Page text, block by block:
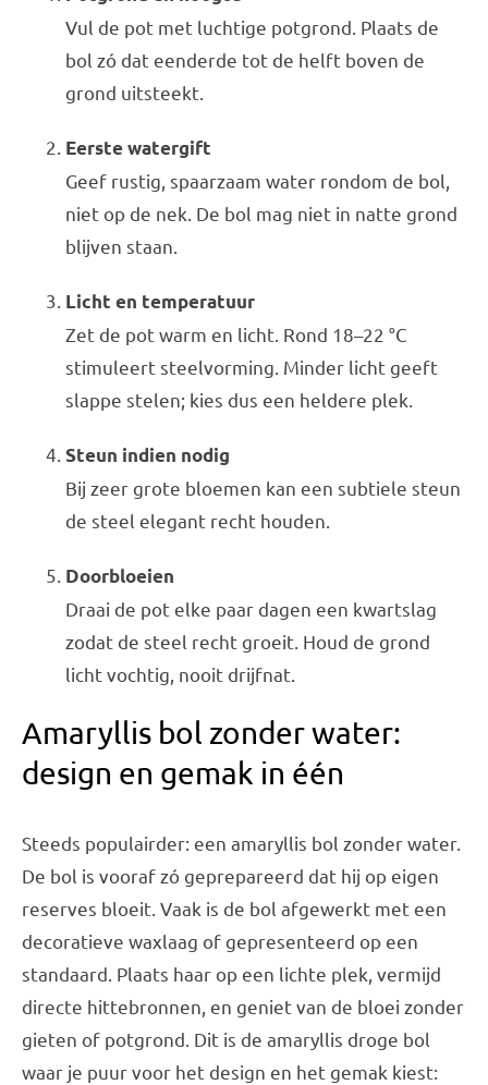
Vul de pot met luchtige potgrond. Plaats de
bol zó dat eenderde tot de helft boven de
grond uitsteekt.
Eerste watergift
Geef rustig, spaarzaam water rondom de bol,
niet op de nek. De bol mag niet in natte grond
blijven staan.
Licht en temperatuur
Zet de pot warm en licht. Rond 18–22 °C
stimuleert steelvorming. Minder licht geeft
slappe stelen; kies dus een heldere plek.
Steun indien nodig
Bij zeer grote bloemen kan een subtiele steun
de steel elegant recht houden.
Doorbloeien
Draai de pot elke paar dagen een kwartslag
zodat de steel recht groeit. Houd de grond
licht vochtig, nooit drijfnat.
Amaryllis bol zonder water:
design en gemak in één
Steeds populairder: een amaryllis bol zonder water.
De bol is vooraf zó geprepareerd dat hij op eigen
reserves bloeit. Vaak is de bol afgewerkt met een
decoratieve waxlaag of gepresenteerd op een
standaard. Plaats haar op een lichte plek, vermijd
directe hittebronnen, en geniet van de bloei zonder
gieten of potgrond. Dit is de amaryllis droge bol
waar je puur voor het design en het gemak kiest: